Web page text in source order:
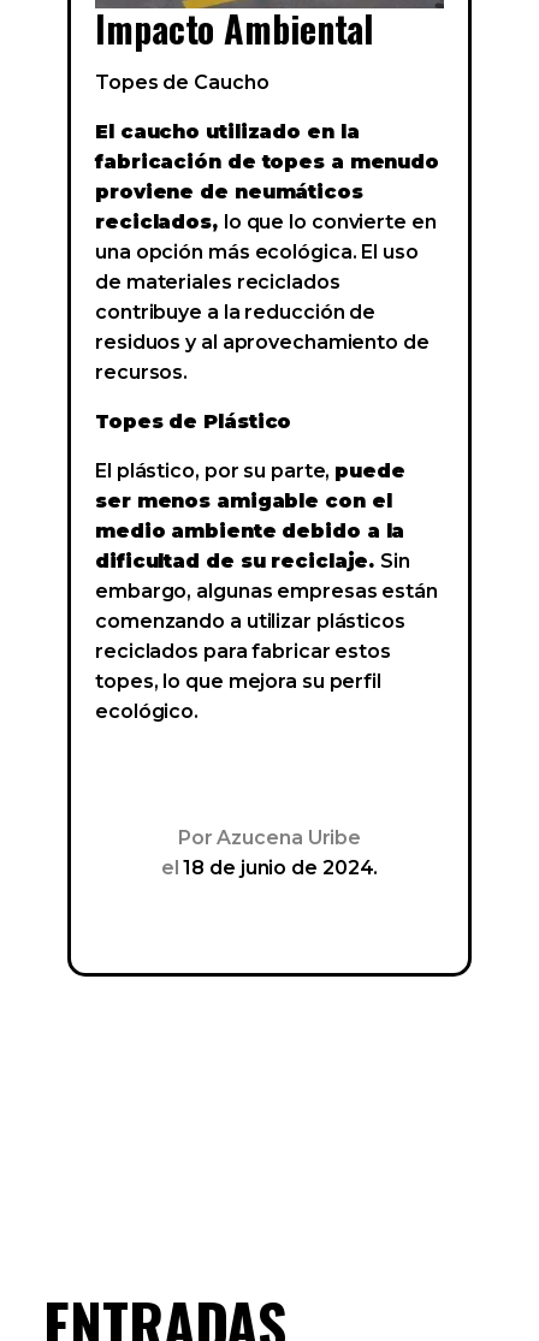
Impacto Ambiental
Topes de Caucho
El caucho utilizado en la
fabricación de topes a menudo
proviene de neumáticos
reciclados, lo que lo convierte en
una opción más ecológica. El uso
de materiales reciclados
contribuye a la reducción de
residuos y al aprovechamiento de
recursos.
Topes de Plástico
El plástico, por su parte, puede
ser menos amigable con el
medio ambiente debido a la
dificultad de su reciclaje. Sin
embargo, algunas empresas están
comenzando a utilizar plásticos
reciclados para fabricar estos
topes, lo que mejora su perfil
ecológico.
Por Azucena Uribe
el 18 de junio de 2024.
ENTRADAS